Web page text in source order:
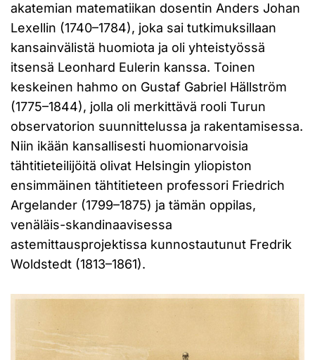
akatemian matematiikan dosentin Anders Johan
Lexellin (1740–1784), joka sai tutkimuksillaan
kansainvälistä huomiota ja oli yhteistyössä
itsensä Leonhard Eulerin kanssa. Toinen
keskeinen hahmo on Gustaf Gabriel Hällström
(1775–1844), jolla oli merkittävä rooli Turun
observatorion suunnittelussa ja rakentamisessa.
Niin ikään kansallisesti huomionarvoisia
tähtitieteilijöitä olivat Helsingin yliopiston
ensimmäinen tähtitieteen professori Friedrich
Argelander (1799–1875) ja tämän oppilas,
venäläis-skandinaavisessa
astemittausprojektissa kunnostautunut Fredrik
Woldstedt (1813–1861).